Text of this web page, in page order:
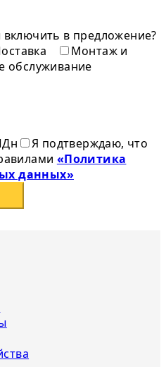
включить в предложение?
Монтаж и
обслуживание
Я подтверждаю, что
«Политика
данных»